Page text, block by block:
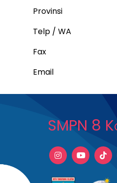
Provinsi
Telp / WA
Fax
Email
SMPN 8